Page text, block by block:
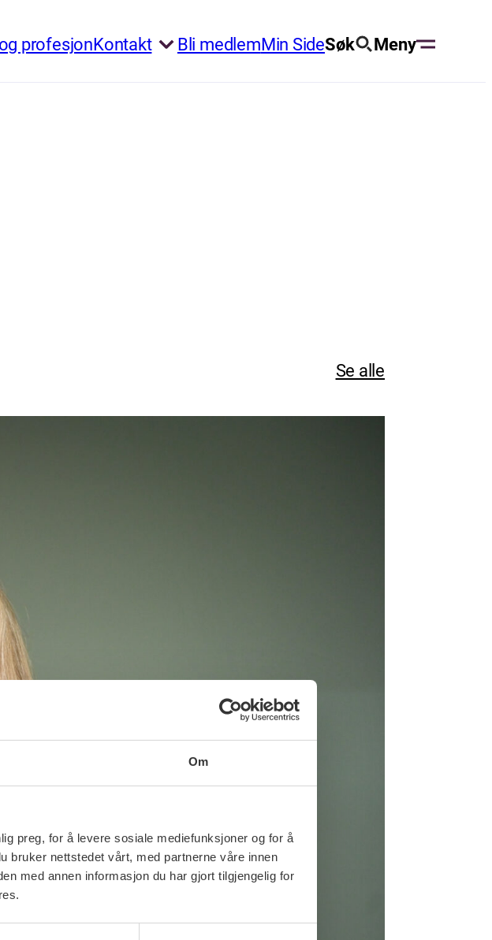
Om
preg, for å levere sosiale mediefunksjoner og for å
bruker nettstedet vårt, med partnerne våre innen
med annen informasjon du har gjort tilgjengelig for
profesjonKontakt Bli medlemMin SideSøk Meny
Se alle